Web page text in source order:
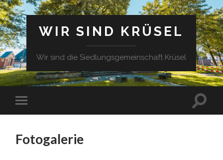
WIR SIND KRÜSEL
Wir sind die Siedlungsgemeinschaft Krüsel
Fotogalerie